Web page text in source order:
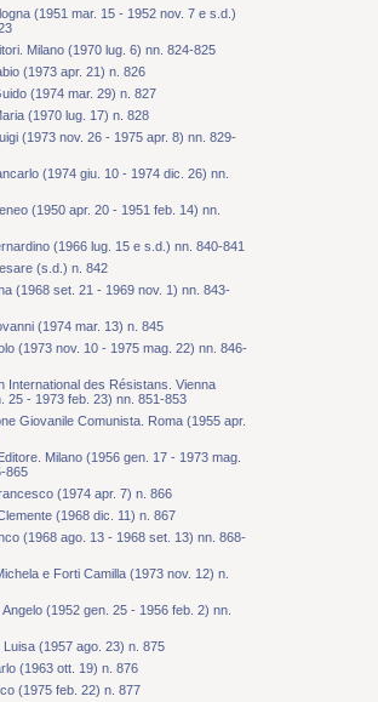
(1951 mar. 15 - 1952 nov. 7 e s.d.)
Milano (1970 lug. 6) nn. 824-825
(1973 apr. 21) n. 826
(1974 mar. 29) n. 827
(1970 lug. 17) n. 828
(1973 nov. 26 - 1975 apr. 8) nn. 829-
(1974 giu. 10 - 1974 dic. 26) nn.
(1950 apr. 20 - 1951 feb. 14) nn.
(1966 lug. 15 e s.d.) nn. 840-841
(s.d.) n. 842
(1968 set. 21 - 1969 nov. 1) nn. 843-
(1974 mar. 13) n. 845
(1973 nov. 10 - 1975 mag. 22) nn. 846-
International des Résistans. Vienna
25 - 1973 feb. 23) nn. 851-853
Giovanile Comunista. Roma (1955 apr.
Milano (1956 gen. 17 - 1973 mag.
865
(1974 apr. 7) n. 866
(1968 dic. 11) n. 867
(1968 ago. 13 - 1968 set. 13) nn. 868-
e Forti Camilla (1973 nov. 12) n.
Angelo (1952 gen. 25 - 1956 feb. 2) nn.
Luisa (1957 ago. 23) n. 875
(1963 ott. 19) n. 876
(1975 feb. 22) n. 877